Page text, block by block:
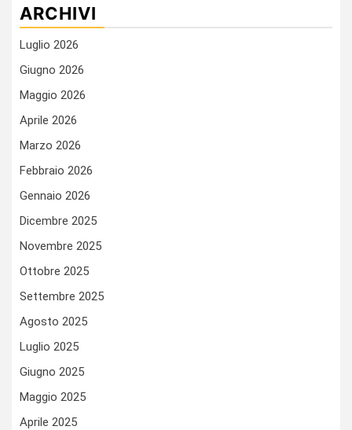
ARCHIVI
Luglio 2026
Giugno 2026
Maggio 2026
Aprile 2026
Marzo 2026
Febbraio 2026
Gennaio 2026
Dicembre 2025
Novembre 2025
Ottobre 2025
Settembre 2025
Agosto 2025
Luglio 2025
Giugno 2025
Maggio 2025
Aprile 2025